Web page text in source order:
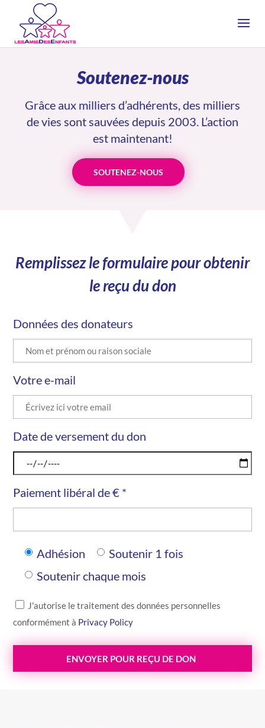
Soutenez-nous
Grâce aux milliers d’adhérents, des milliers
de vies sont sauvées depuis 2003. L’action
est maintenant!
SOUTENEZ-NOUS
Remplissez le formulaire pour obtenir
le reçu du don
Données des donateurs
Votre e-mail
Date de versement du don
Paiement libéral de € *
Adhésion
Soutenir 1 fois
Soutenir chaque mois
J'autorise le traitement des données personnelles
conformément à Privacy Policy